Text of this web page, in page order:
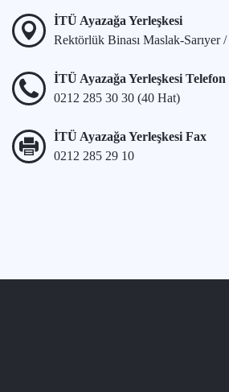
İTÜ Ayazağa Yerleşkesi
Rektörlük Binası Maslak-Sarıyer
İTÜ Ayazağa Yerleşkesi Telefon
0212 285 30 30 (40 Hat)
İTÜ Ayazağa Yerleşkesi Fax
0212 285 29 10